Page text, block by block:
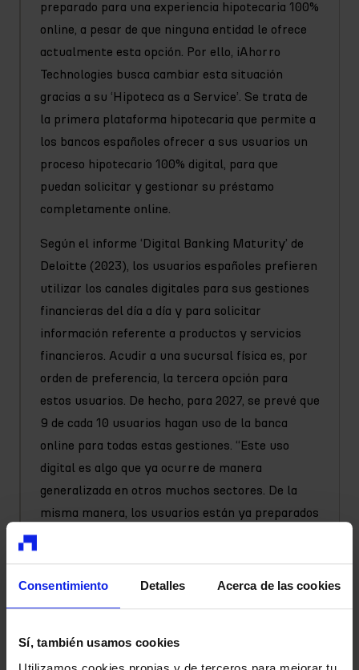
Consentimiento Detalles Acerca de las cookies
Sí, también usamos cookies
preparado para una experiencia hipotecaria 100%
online, a pesar de que ninguna entidad le ofrece
actualmente esta opción. Por ello, iAhorro
Technologies busca cambiar esta situación
gracias a su ‘Hipoteca as a Service’. Se trata de
la primera plataforma hipotecaria que permite a
los bancos españoles ofrecer a sus usuarios un
proceso hipotecario 100% digital, para que
puedan solicitar y gestionar su préstamo
completamente online.
Según el informe ‘Digital Banking Maturity’ de
Deloitte (2023), los usuarios españoles prefieren
utilizar los canales digitales para sus gestiones
financieras del día a día y para solicitar
información referente a productos y servicios
financieros. Acudir a una sucursal física es, por
orden de preferencia, la tercera opción para
estos usuarios. De hecho, para 2027, se prevé que
9 de cada 10 usuarios hagan uso de la banca
online para todas estas gestiones. “Este uso
digital es algo que ya ocurre de manera
generalizada en otros muchos sectores. De la
misma manera, los usuarios están ya preparados
su estilo de vida actual”, declara Rajesh Bhat.
Technologies cuenta con dos herramientas (Data